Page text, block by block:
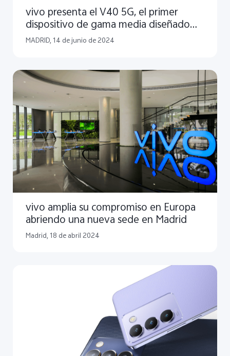
vivo presenta el V40 5G, el primer
dispositivo de gama media diseñado
conjuntamente con ZEISS
MADRID, 14 de junio de 2024
vivo amplia su compromiso en Europa
abriendo una nueva sede en Madrid
Madrid, 18 de abril 2024